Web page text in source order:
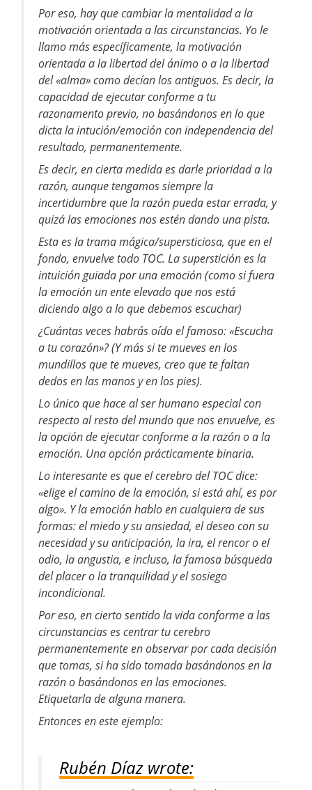
Por eso, hay que cambiar la mentalidad a la
motivación orientada a las circunstancias. Yo le
llamo más específicamente, la motivación
orientada a la libertad del ánimo o a la libertad
del «alma» como decían los antiguos. Es decir, la
capacidad de ejecutar conforme a tu
razonamento previo, no basándonos en lo que
dicta la intución/emoción con independencia del
resultado, permanentemente.
Es decir, en cierta medida es darle prioridad a la
razón, aunque tengamos siempre la
incertidumbre que la razón pueda estar errada, y
quizá las emociones nos estén dando una pista.
Esta es la trama mágica/supersticiosa, que en el
fondo, envuelve todo TOC. La superstición es la
intuición guiada por una emoción (como si fuera
la emoción un ente elevado que nos está
diciendo algo a lo que debemos escuchar)
¿Cuántas veces habrás oído el famoso: «Escucha
a tu corazón»? (Y más si te mueves en los
mundillos que te mueves, creo que te faltan
dedos en las manos y en los pies).
Lo único que hace al ser humano especial con
respecto al resto del mundo que nos envuelve, es
la opción de ejecutar conforme a la razón o a la
emoción. Una opción prácticamente binaria.
Lo interesante es que el cerebro del TOC dice:
«elige el camino de la emoción, si está ahí, es por
algo». Y la emoción hablo en cualquiera de sus
formas: el miedo y su ansiedad, el deseo con su
necesidad y su anticipación, la ira, el rencor o el
odio, la angustia, e incluso, la famosa búsqueda
del placer o la tranquilidad y el sosiego
incondicional.
Por eso, en cierto sentido la vida conforme a las
circunstancias es centrar tu cerebro
permanentemente en observar por cada decisión
que tomas, si ha sido tomada basándonos en la
razón o basándonos en las emociones.
Etiquetarla de alguna manera.
Entonces en este ejemplo:
Rubén Díaz wrote: